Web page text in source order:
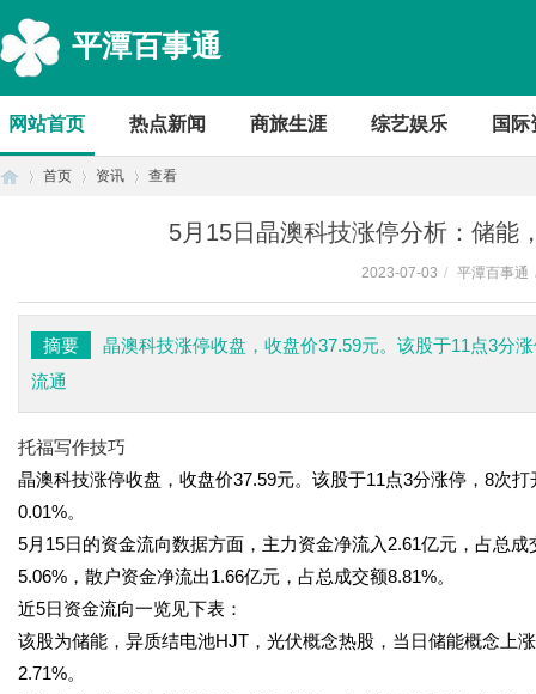
平潭百事通
网站首页 热点新闻 商旅生涯 综艺娱乐 国际
首页 资讯 查看
5月15日晶澳科技涨停分析：储能
2023-07-03 / 平潭百事通
摘要
晶澳科技涨停收盘，收盘价37.59元。该股于11点3分
流通
托福写作技巧
晶澳科技涨停收盘，收盘价37.59元。该股于11点3分涨停，8次
0.01%。
5月15日的资金流向数据方面，主力资金净流入2.61亿元，占总
5.06%，散户资金净流出1.66亿元，占总成交额8.81%。
近5日资金流向一览见下表：
该股为储能，异质结电池HJT，光伏概念热股，当日储能概念上
2.71%。